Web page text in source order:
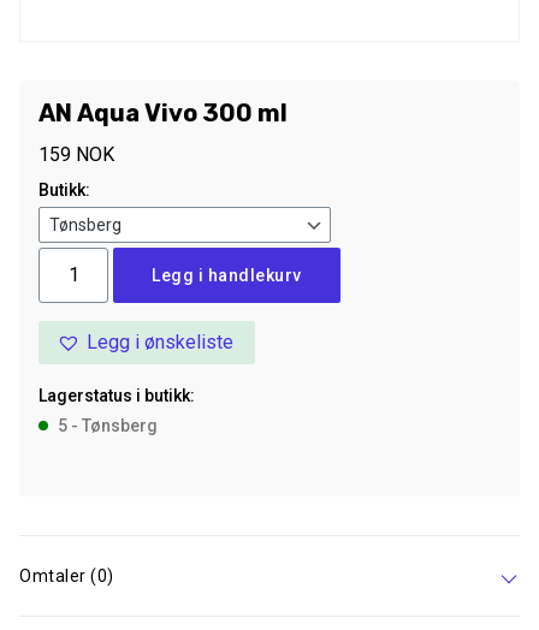
AN Aqua Vivo 300 ml
159 NOK
Butikk:
Aqua
Vivo
300
antall
Legg i handlekurv
Legg i ønskeliste
Lagerstatus i butikk:
5 - Tønsberg
Omtaler (0)